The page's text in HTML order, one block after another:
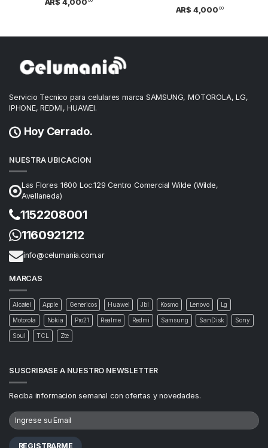
AR$ 4,000
AR$ 4,000 00
Servicio Tecnico para celulares marca SAMSUNG, MOTOROLA, LG,
IPHONE, REDMI, HUAWEI.
Hoy Cerrado.
NUESTRA UBICACION
Las Flores 1600 Loc.129 Centro Comercial Wilde (Wilde,
Avellaneda)
1152208001
1160921212
info@celumania.com.ar
MARCAS
Alcatel Apple Genericos Huawei Jbl Kosmo Lenovo Lg
Motorola Nokia Pro21 Realme Redmi Samsung SanDisk Sony
Soul TCL Zte
SUSCRIBASE A NUESTRO NEWSLETTER
Reciba informacion semanal con ofertas y novedades.